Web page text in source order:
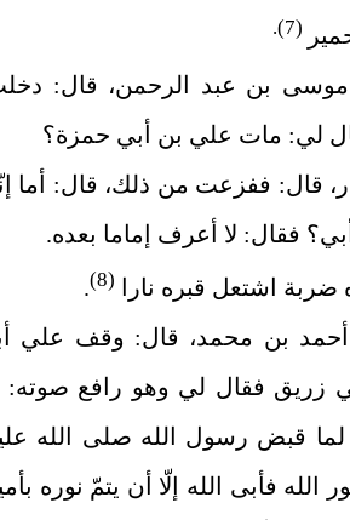
(7).
موسى بن عبد الرحمن، قال:
لي: مات علي بن أبي حمزة؟
قال: ففزعت من ذلك، قال: أما
فقال: لا أعرف إماما بعده.
اشتعل قبره نارا (8)
.
أحمد بن محمد، قال: وقف علي
زريق فقال لي وهو رافع صوته:
لما قبض رسول الله صلى ‌الله
فأبى الله إلّا أن يتمّ نوره